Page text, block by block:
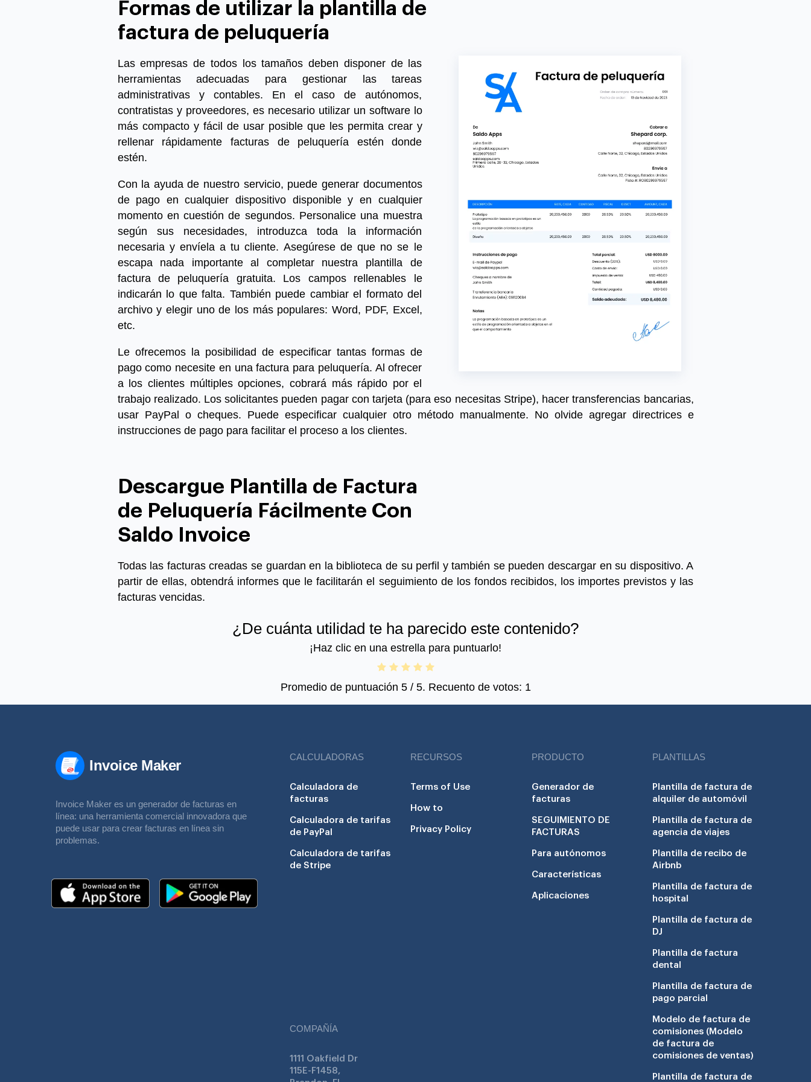
Formas de utilizar la plantilla de
factura de peluquería
Las empresas de todos los tamaños deben disponer de las
herramientas adecuadas para gestionar las tareas
administrativas y contables. En el caso de autónomos,
contratistas y proveedores, es necesario utilizarun software lo
más compacto y fácil de usar posible que les permita crear y
rellenar rápidamente facturas de peluquería estén donde
estén.
Con la ayuda de nuestro servicio, puede generar documentos
de pago en cualquier dispositivo disponible y en cualquier
momento en cuestión de segundos. Personalice una muestra
según sus necesidades, introduzca toda la información
necesaria y envíela a tu cliente. Asegúrese de que no se le
escapa nada importante al completar nuestra plantilla de
factura de peluquería gratuita. Los campos rellenables le
indicarán lo que falta. También puede cambiar el formato del
archivo y elegir uno de los más populares: Word, PDF, Excel,
etc.
Le ofrecemos la posibilidad de especificar tantas formas de
pago como necesite en una factura para peluquería. Al ofrecer
a los clientes múltiples opciones, cobrará más rápido por el
trabajo realizado. Los solicitantes pueden pagar con tarjeta (para eso necesitas Stripe), hacer transferencias bancarias,
usar PayPal o cheques. Puede especificar cualquier otro método manualmente. No olvide agregardirectrices e
instrucciones de pago para facilitar el proceso a los clientes.
Descargue Plantilla de Factura
de Peluquería Fácilmente Con
Saldo Invoice
Todas las facturas creadas se guardan en la biblioteca de su perfil y también se pueden descargar en su dispositivo. A
partir de ellas, obtendrá informes que le facilitarán el seguimiento de los fondos recibidos, los importes previstos y las
facturas vencidas.
¿De cuánta utilidad te ha parecido este contenido?
¡Haz clic en una estrella para puntuarlo!
Promedio de puntuación 5/ 5. Recuento de votos: 1
Invoice Maker
Invoice Maker es un generador de facturas en
línea: una herramienta comercial innovadora que
puede usar para crear facturas en línea sin
problemas.
CALCULADORAS
Calculadora de
facturas
Calculadora de tarifas
de PayPal
Calculadora de tarifas
de Stripe
RECURSOS
Terms of Use
How to
Privacy Policy
PRODUCTO
Generador de
facturas
SEGUIMIENTO DE
FACTURAS
Para autónomos
Características
Aplicaciones
PLANTILLAS
Plantilla de factura de
alquiler de automóvil
Plantilla de factura de
agencia de viajes
Plantilla de recibo de
Airbnb
Plantilla de factura de
hospital
Plantilla de factura de
DJ
Plantilla de factura
dental
Plantilla de factura de
pago parcial
Modelo de factura de
comisiones (Modelo
de factura de
comisiones de ventas)
Plantilla de factura de
COMPAÑÍA
1111 Oakfield Dr
115E-F1458,